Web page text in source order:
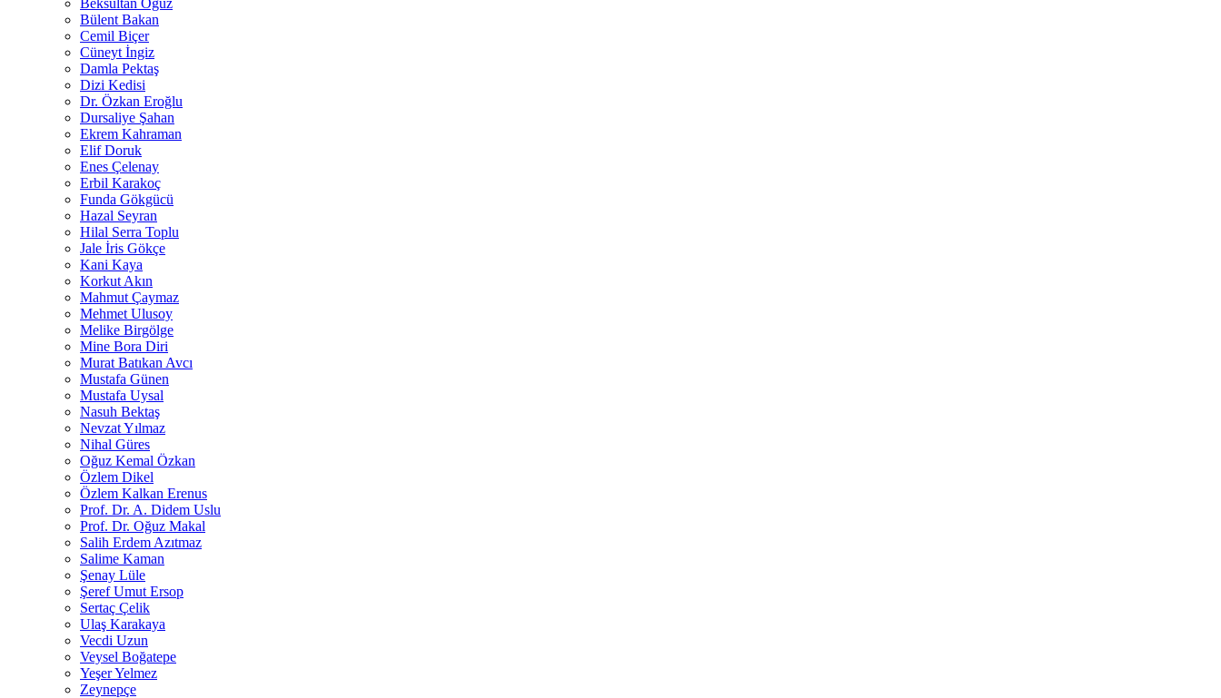
Beksultan Oğuz
Bülent Bakan
Cemil Biçer
Cüneyt İngiz
Damla Pektaş
Dizi Kedisi
Dr. Özkan Eroğlu
Dursaliye Şahan
Ekrem Kahraman
Elif Doruk
Enes Çelenay
Erbil Karakoç
Funda Gökgücü
Hazal Seyran
Hilal Serra Toplu
Jale İris Gökçe
Kani Kaya
Korkut Akın
Mahmut Çaymaz
Mehmet Ulusoy
Melike Birgölge
Mine Bora Diri
Murat Batıkan Avcı
Mustafa Günen
Mustafa Uysal
Nasuh Bektaş
Nevzat Yılmaz
Nihal Güres
Oğuz Kemal Özkan
Özlem Dikel
Özlem Kalkan Erenus
Prof. Dr. A. Didem Uslu
Prof. Dr. Oğuz Makal
Salih Erdem Azıtmaz
Salime Kaman
Şenay Lüle
Şeref Umut Ersop
Sertaç Çelik
Ulaş Karakaya
Vecdi Uzun
Veysel Boğatepe
Yeşer Yelmez
Zeynepçe